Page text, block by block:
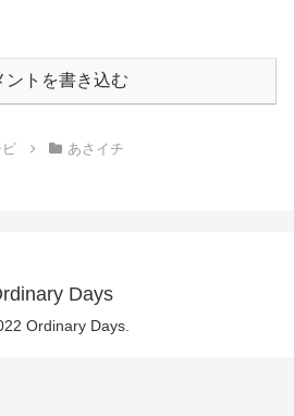
ントを書き込む
あさイチ
Days
Ordinary Days.